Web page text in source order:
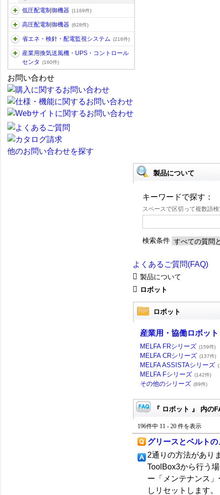
低圧配電制御機器 (1169件)
高圧配電制御機器 (628件)
省エネ・検針・配電監視システム (216件)
産業用換気送風機・UPS・コントロール
センタ
(160件)
お問い合わせ
他のお問い合わせを探す
製品について
キーワードで探す：
スペースで区切って複数語
検索条件
よくあるご質問(FAQ)
製品について
ロボット
ロボット
産業用・協働ロボッ
MELFA FRシリーズ (159件)
MELFA CRシリーズ (137件)
MELFA ASSISTAシリーズ
MELFA Fシリーズ (142件)
その他のシリーズ (89件)
『 ロボット 』 内の
196件中 11 - 20 件を表示
グリースとベルト
2通りの方法があり
ToolBox3から行う
ー「メンテナンス
しリセットします